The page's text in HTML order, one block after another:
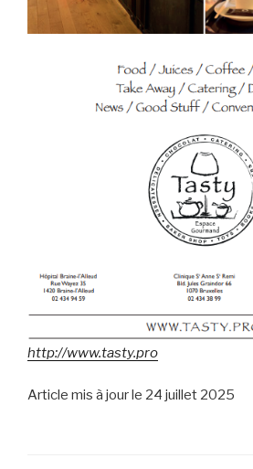
http://www.tasty.pro
Article mis à jour le 24 juillet 2025